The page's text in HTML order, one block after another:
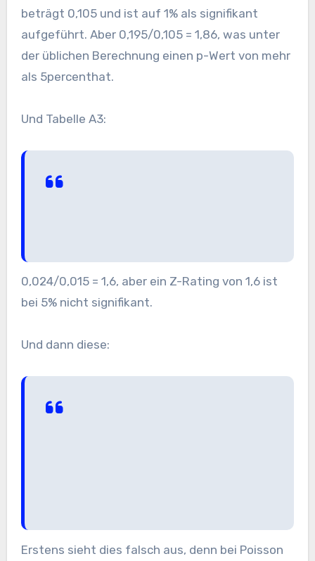
beträgt 0,105 und ist auf 1% als signifikant
aufgeführt. Aber 0,195/0,105 = 1,86, was unter
der üblichen Berechnung einen p-Wert von mehr
als 5percenthat.
Und Tabelle A3:
0,024/0,015 = 1,6, aber ein Z-Rating von 1,6 ist
bei 5% nicht signifikant.
Und dann diese:
Erstens sieht dies falsch aus, denn bei Poisson